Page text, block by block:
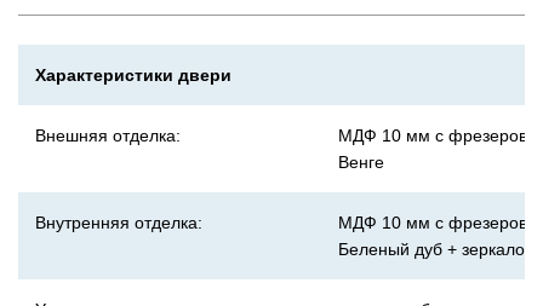
Характеристики двери
Внешняя отделка:
МДФ 10 мм с
Венге
Внутренняя отделка:
МДФ 10 мм с
Беленый дуб + зеркало